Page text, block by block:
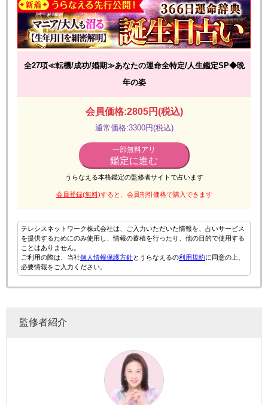
全27項≪転機/成功/婚期≫あなたの運命全特定/人生鑑定SP◆晩
年の姿
会員価格:2805円(税込)
通常価格:3300円(税込)
一部無料アリ
鑑定に進む
うらなえる本格鑑定の監修者サイトで占います
会員登録(無料)すると、会員割引価格で購入できます
テレシスネットワーク株式会社は、ご入力いただいた情報を、占いサービス
を提供するためにのみ使用し、情報の蓄積を行ったり、他の目的で使用する
ことはありません。
ご利用の際は、当社個人情報保護方針とうらなえるの利用規約に同意の上、
必要情報をご入力ください。
監修者紹介